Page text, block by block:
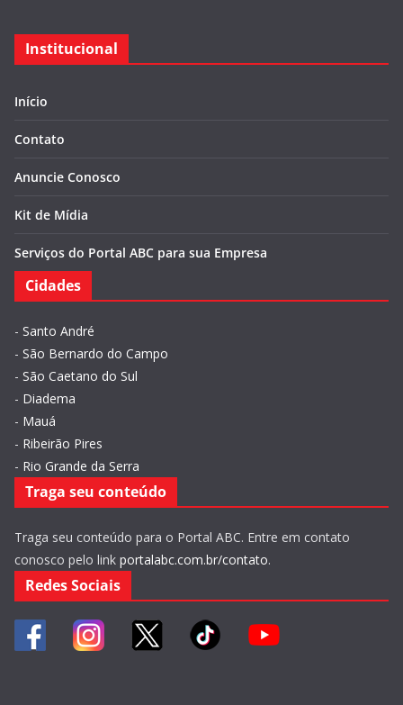
Institucional
Início
Contato
Anuncie Conosco
Kit de Mídia
Serviços do Portal ABC para sua Empresa
Cidades
- Santo André
- São Bernardo do Campo
- São Caetano do Sul
- Diadema
- Mauá
- Ribeirão Pires
- Rio Grande da Serra
Traga seu conteúdo
Traga seu conteúdo para o Portal ABC. Entre em contato
conosco pelo link portalabc.com.br/contato.
Redes Sociais